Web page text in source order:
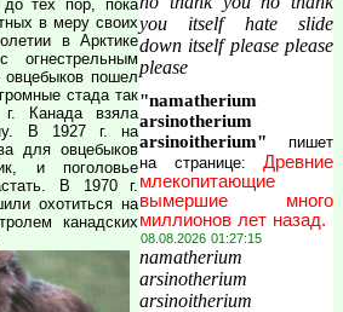
тех пор, пока
в меру своих
в Арктике
огнестрельным
пошел
стада так
Канада взяла
В 1927 г. на
для овцебыков
и поголовье
В 1970 г.
охотиться на
канадских
you itself hate slide
down itself please please
please
"namatherium
arsinotherium
arsinoitherium" пишет
на странице: Древние
млекопитающие
вымершие много
миллионов лет назад.
08.08.2026 01:27:15
namatherium
arsinotherium
arsinoitherium